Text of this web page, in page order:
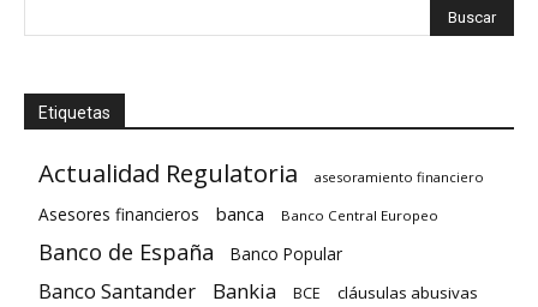
Etiquetas
Actualidad Regulatoria asesoramiento financiero
Asesores financieros banca Banco Central Europeo
Banco de España Banco Popular
Banco Santander Bankia BCE cláusulas abusivas